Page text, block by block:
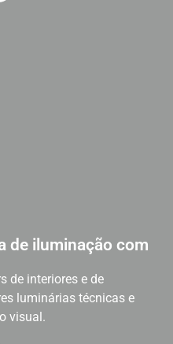
de iluminação com
de interiores e de
luminárias técnicas e
visual.